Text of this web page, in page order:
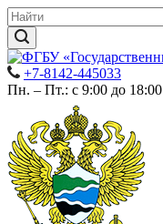
+7-8142-445033
Пн. – Пт.: с 9:00 до 18:00